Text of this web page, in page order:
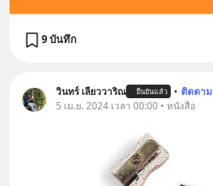
9 บันทึก
วินทร์ เลียววาริณ ยืนยันแล้ว • ติดตาม
5 เม.ย. 2024 เวลา 00:00 • หนังสือ